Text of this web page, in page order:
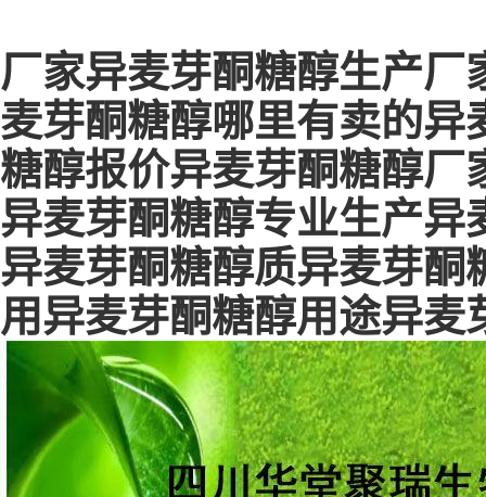
厂家异麦芽酮糖醇生产
麦芽酮糖醇哪里有卖的异
糖醇报价异麦芽酮糖醇厂
异麦芽酮糖醇专业生产
异麦芽酮糖醇质异麦芽
用异麦芽酮糖醇用途异